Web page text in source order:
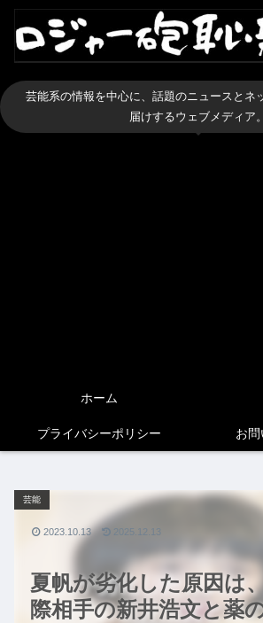
芸能系の情報を中心に、話題のニュースとネ
届けするウェブメディア。
ホーム
プライバシーポリシー お
夏帆が劣化した原因は
際相手の新井浩文と薬
芸能
2023.10.13 2025.12.13